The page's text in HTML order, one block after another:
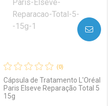
(0)
Cápsula de Tratamento L'Oréal
Paris Elseve Reparação Total 5
15g
AVISE-ME